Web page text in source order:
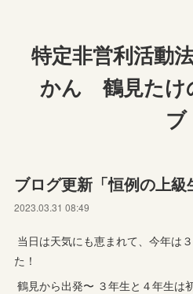
特定非営利活動
かん 鶴見たけ
ブ
ブログ更新「恒例の上級
2023.03.31 08:49
当日は天気にも恵まれて、今年は
た！
鶴見から出発〜 ３年生と４年生は